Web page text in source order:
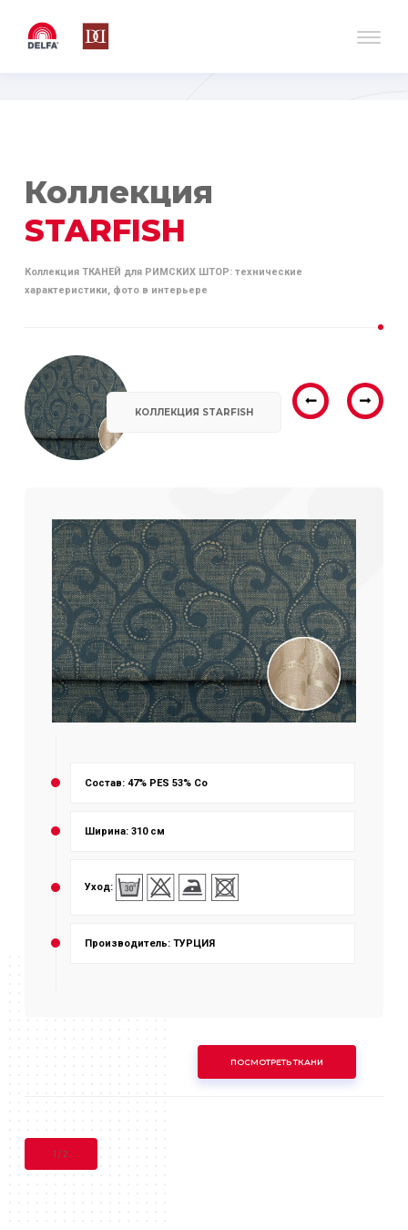
Коллекция
STARFISH
Коллекция ТКАНЕЙ для РИМСКИХ ШТОР: технические
характеристики, фото в интерьере
КОЛЛЕКЦИЯ STARFISH
Состав: 47% PES 53% Co
Ширина: 310 см
Уход:
Производитель: ТУРЦИЯ
ПОСМОТРЕТЬ ТКАНИ
1 / 2